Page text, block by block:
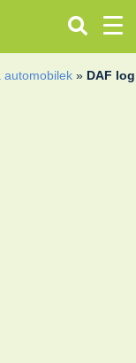
automobilek » DAF